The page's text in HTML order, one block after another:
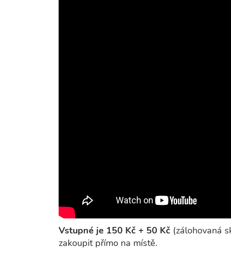
Vstupné je 150 Kč + 50 Kč (zálohovaná
zakoupit přímo na místě.